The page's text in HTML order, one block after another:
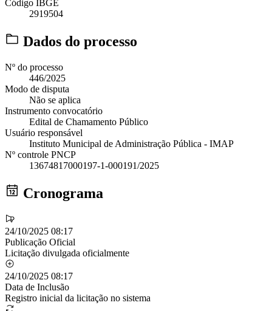
Código IBGE
2919504
Dados do processo
Nº do processo
446/2025
Modo de disputa
Não se aplica
Instrumento convocatório
Edital de Chamamento Público
Usuário responsável
Instituto Municipal de Administração Pública - IMAP
Nº controle PNCP
13674817000197-1-000191/2025
Cronograma
24/10/2025 08:17
Publicação Oficial
Licitação divulgada oficialmente
24/10/2025 08:17
Data de Inclusão
Registro inicial da licitação no sistema